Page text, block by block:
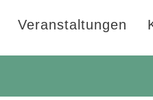
Veranstaltungen